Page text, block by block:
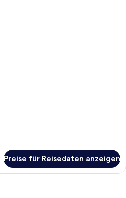
Preise für Reisedaten anzeigen